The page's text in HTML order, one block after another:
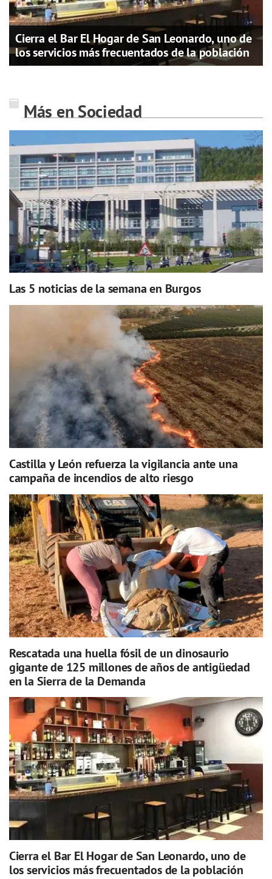
Cierra el Bar El Hogar de San Leonardo, uno de
los servicios más frecuentados de la población
Más en Sociedad
Las 5 noticias de la semana en Burgos
Castilla y León refuerza la vigilancia ante una
campaña de incendios de alto riesgo
Rescatada una huella fósil de un dinosaurio
gigante de 125 millones de años de antigüedad
en la Sierra de la Demanda
Cierra el Bar El Hogar de San Leonardo, uno de
los servicios más frecuentados de la población